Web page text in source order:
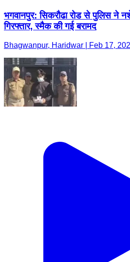
भगवानपुर: सिकरौढा रोड से पुलिस ने
गिरफ्तार, स्मैक की गई बरामद
Bhagwanpur, Haridwar | Feb 17,